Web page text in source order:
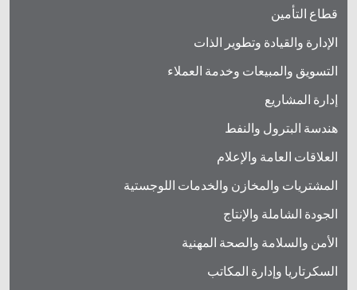
قطاع التأمين
الإدارة والقيادة وتطوير الذات
التسويق والمبيعات وخدمة العملاء
إدارة المشاريع
هندسة البترول والنفط
العلاقات العامة والإعلام
المشتريات والمخازن والخدمات اللوجستية
الجودة الشاملة والإنتاج
الأمن والسلامة والصحة المهنية
السكرتاريا وإدارة المكاتب